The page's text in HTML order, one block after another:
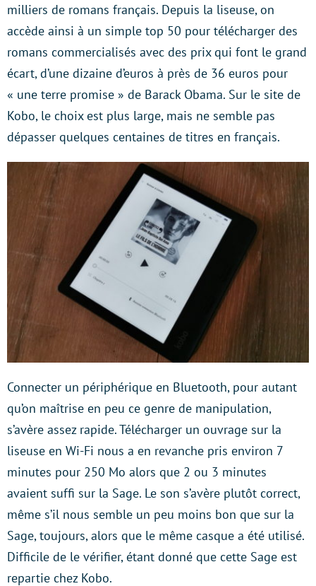
milliers de romans français. Depuis la liseuse, on
accède ainsi à un simple top 50 pour télécharger des
romans commercialisés avec des prix qui font le grand
écart, d’une dizaine d’euros à près de 36 euros pour
« une terre promise » de Barack Obama. Sur le site de
Kobo, le choix est plus large, mais ne semble pas
dépasser quelques centaines de titres en français.
Connecter un périphérique en Bluetooth, pour autant
qu’on maîtrise en peu ce genre de manipulation,
s’avère assez rapide. Télécharger un ouvrage sur la
liseuse en Wi-Fi nous a en revanche pris environ 7
minutes pour 250 Mo alors que 2 ou 3 minutes
avaient suffi sur la Sage. Le son s’avère plutôt correct,
même s’il nous semble un peu moins bon que sur la
Sage, toujours, alors que le même casque a été utilisé.
Difficile de le vérifier, étant donné que cette Sage est
repartie chez Kobo.